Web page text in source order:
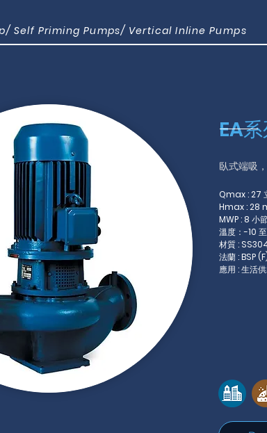
Self Priming Pumps/ Vertical Inline Pumps
EA
臥式端吸
Qmax : 27
Hmax :
MWP : 8 小
溫度：-10
材質 :
法蘭 : BSP
應用 : 生活